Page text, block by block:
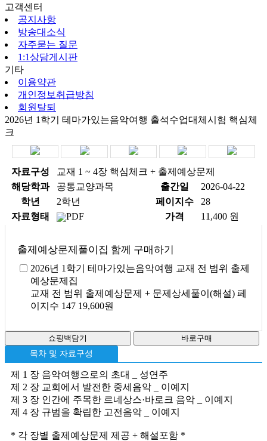
고객센터
공지사항
방송대소식
자주묻는 질문
1:1상담게시판
기타
이용약관
개인정보취급방침
회원탈퇴
2026년 1학기 테마가있는음악여행 출석수업대체시험 핵심체
크
자료구성
교재 1 ~ 4장 핵심체크 + 출제예상문제
해당학과
공통교양과목 출간일
2026-04-22
학년
2학년 페이지수
28
자료형태
PDF 가격 11,400 원
출제예상문제풀이집 함께 구매하기
2026년 1학기 테마가있는음악여행 교재 전 범위 출제
예상문제집
교재 전 범위 출제예상문제 + 문제상세풀이(해설) 페
이지수 147 19,600원
목차 및 자료구성
제 1 장 음악여행으로의 초대 _ 성연주
제 2 장 교회에서 발전한 중세음악 _ 이예지
제 3 장 인간에 주목한 르네상스·바로크 음악 _ 이예지
제 4 장 규범을 확립한 고전음악 _ 이예지
* 각 장별 출제예상문제 제공 + 해설포함 *